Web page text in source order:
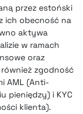
przez estoński
ich obecność na
aktywa
w ramach
oraz
zgodność
AML (Anti-
pieniędzy) i KYC
klienta).